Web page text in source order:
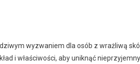
wyzwaniem dla osób z wrażliwą
i właściwości, aby uniknąć